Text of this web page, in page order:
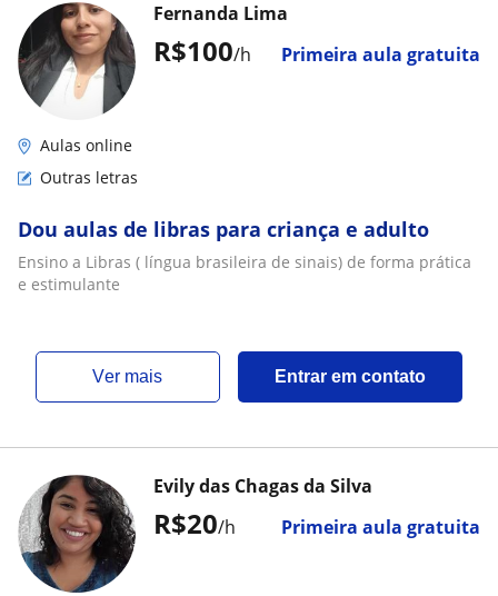
R$100/h Primeira aula gratuita
Fernanda Lima
Aulas online
Outras letras
Dou aulas de libras para criança e adulto
Ensino a Libras ( língua brasileira de sinais) de forma prática
e estimulante
ver mais Entrar em contato
R$20/h Primeira aula gratuita
Evily das Chagas da Silva